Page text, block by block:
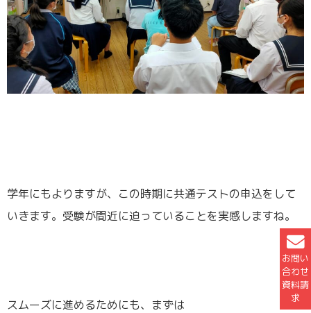
お問い
合わせ
資料請
求
学年にもよりますが、この時期に共通テストの申込をして
いきます。受験が間近に迫っていることを実感しますね。
スムーズに進めるためにも、まずは